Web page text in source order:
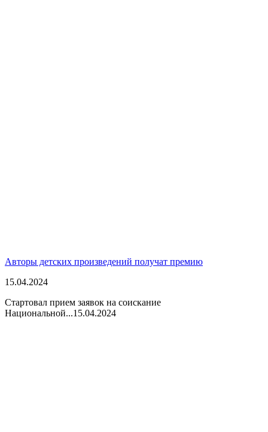
Авторы детских произведений получат премию
15.04.2024
Стартовал прием заявок на соискание
Национальной...15.04.2024